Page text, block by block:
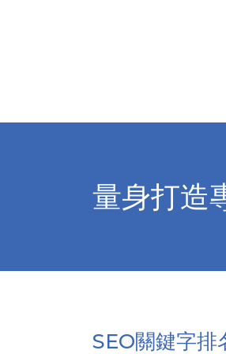
量身打造
SEO關鍵字排